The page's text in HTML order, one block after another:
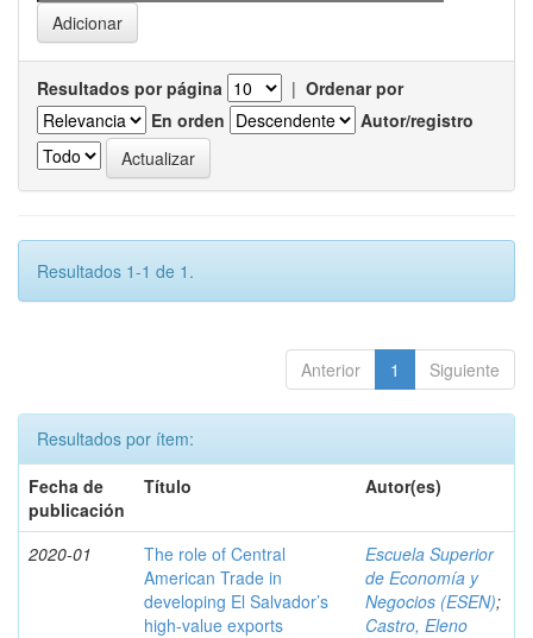
Resultados por página | Ordenar por
En orden
Autor/registro
Resultados 1-1 de 1.
Anterior 1 Siguiente
Resultados por ítem:
Fecha de
publicación
Título Autor(es)
2020-01
The role of Central
American Trade in
developing El Salvador’s
high-value exports
Escuela Superior
de Economía y
Negocios (ESEN);
Castro, Eleno